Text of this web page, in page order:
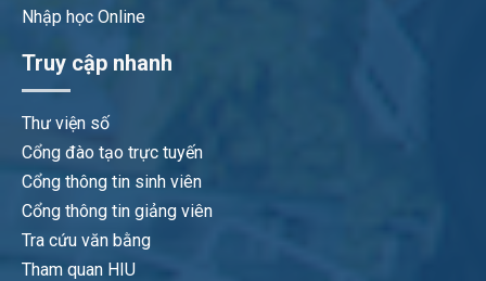
Nhập học Online
Truy cập nhanh
Thư viện số
Cổng đào tạo trực tuyến
Cổng thông tin sinh viên
Cổng thông tin giảng viên
Tra cứu văn bằng
Tham quan HIU